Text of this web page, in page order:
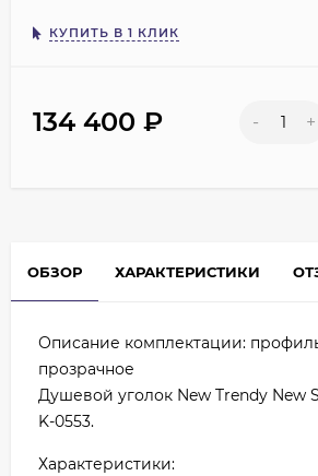
КУПИТЬ В 1 КЛИК
134 400 ₽ - +
ОБЗОР ХАРАКТЕРИСТИКИ
Описание комплектации:
прозрачное
Душевой уголок New Trendy New
K-0553.
Характеристики: